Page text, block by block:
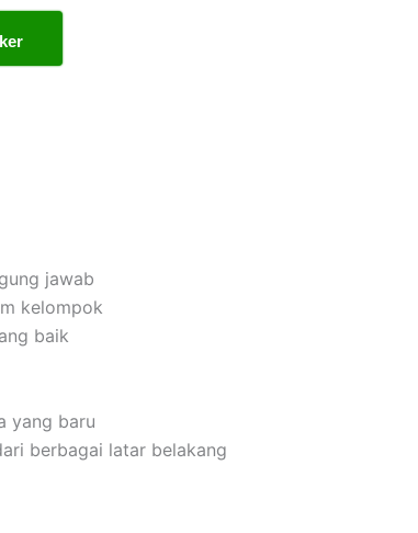
jawab
kelompok
baik
yang baru
berbagai latar belakang